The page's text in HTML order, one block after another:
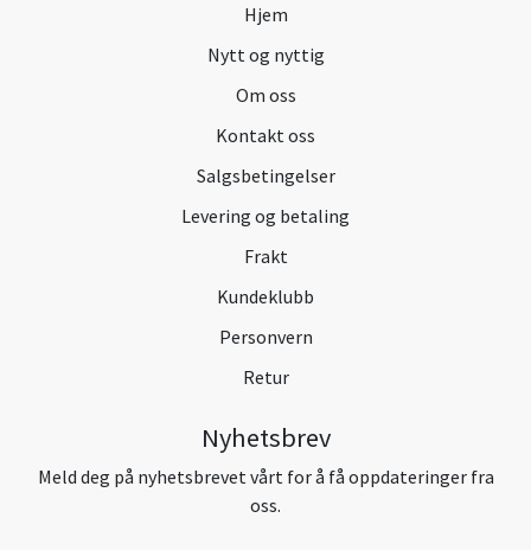
Hjem
Nytt og nyttig
Om oss
Kontakt oss
Salgsbetingelser
Levering og betaling
Frakt
Kundeklubb
Personvern
Retur
Nyhetsbrev
Meld deg på nyhetsbrevet vårt for å få oppdateringer fra
oss.